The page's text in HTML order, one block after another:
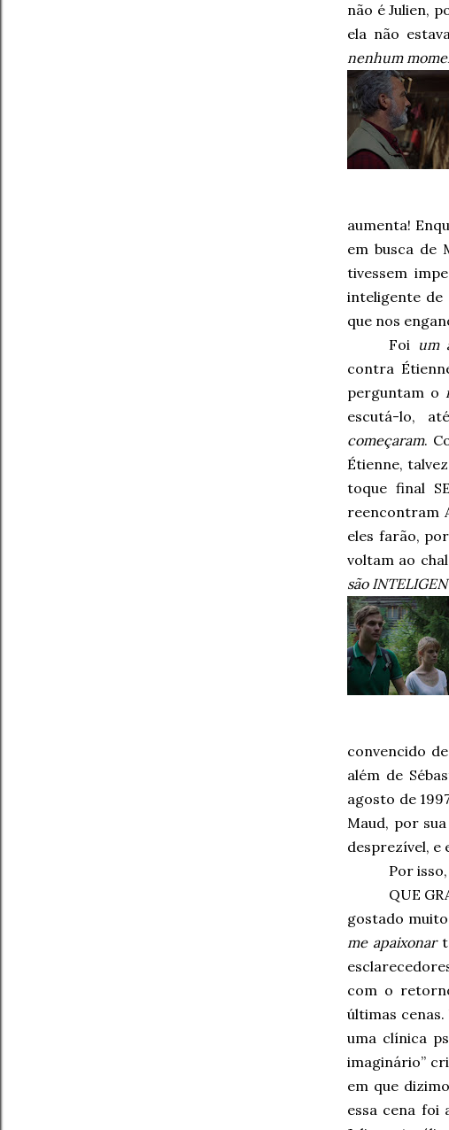
não é Julien,
ela não
nenhum
aumenta!
em busca de
tivessem
inteligente de
que nos
Foi um
contra
perguntam o
escutá-lo,
começaram.
Étienne, talvez
toque final
reencontram
eles farão,
voltam ao
são
convencido
além de
agosto de
Maud, por
desprezível, e
Por
QUE
gostado
me apaixonar
com o
últimas
uma clínica
imaginário”
em que
essa cena foi